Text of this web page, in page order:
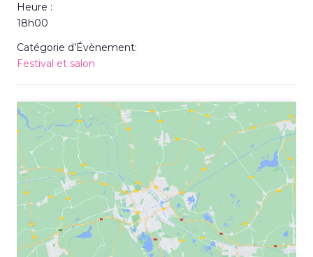
Heure :
18h00
Catégorie d’Évènement:
Festival et salon